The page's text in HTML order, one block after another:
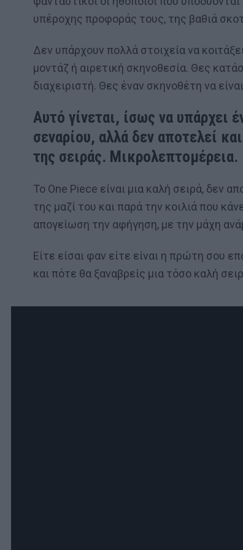
υπέροχης προφοράς τους, της βαθιά
Δεν υπάρχουν πολλά στοιχεία να
μοντάζ ή αιρετική σκηνοθεσία. Θες
διαχειριστή. Θες έναν σκηνοθέτη να
Αυτό γίνεται, ίσως να υπάρχει
σεναρίου, αλλά δεν αποτελεί
της σειράς. Μικρολεπτομέρεια.
Το One Piece είναι μια καλή σειρά, δεν
της μαζί του και παρά την κοιλιά που
απογείωση την αφήγηση, με την μάχη
Είτε είσαι φαν είτε είναι η πρώτη σου
και πότε θα ξαναβρείς μια τόσο καλή